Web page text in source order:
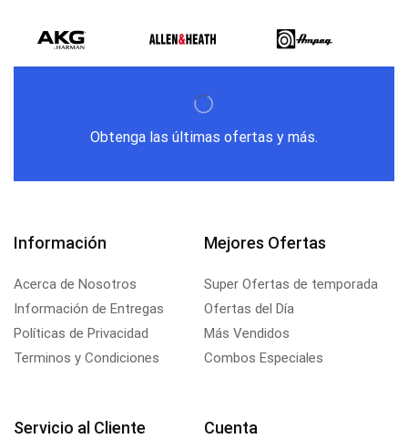
Obtenga las últimas ofertas y más.
Información
Acerca de Nosotros
Información de Entregas
Políticas de Privacidad
Terminos y Condiciones
Mejores Ofertas
Super Ofertas de temporada
Ofertas del Día
Más Vendidos
Combos Especiales
Servicio al Cliente Cuenta